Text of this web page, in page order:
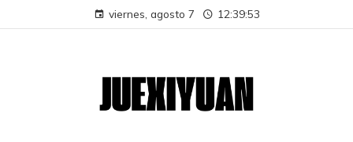
viernes, agosto 7 12:39:53